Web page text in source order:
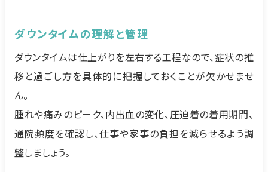
ダウンタイムの理解と管理
ダウンタイムは仕上がりを左右する工程なので、症状の推
移と過ごし方を具体的に把握しておくことが欠かせませ
ん。
腫れや痛みのピーク、内出血の変化、圧迫着の着用期間、
通院頻度を確認し、仕事や家事の負担を減らせるよう調
整しましょう。